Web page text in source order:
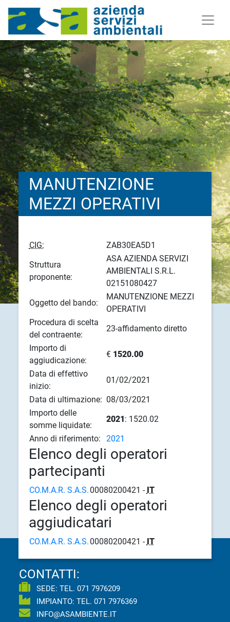
MANUTENZIONE
MEZZI OPERATIVI
CIG:
ZAB30EA5D1
Struttura
proponente:
ASA AZIENDA SERVIZI
AMBIENTALI S.R.L.
02151080427
Oggetto del bando:
MANUTENZIONE MEZZI
OPERATIVI
Procedura di scelta
del contraente:
23-affidamento diretto
Importo di
aggiudicazione:
€ 1520.00
Data di effettivo
inizio:
01/02/2021
Data di ultimazione: 08/03/2021
Importo delle
somme liquidate:
2021: 1520.02
Anno di riferimento:
2021
Elenco degli operatori
partecipanti
CO.M.A.R. S.A.S. 00080200421 - IT
Elenco degli operatori
aggiudicatari
CO.M.A.R. S.A.S. 00080200421 - IT
CONTATTI:
SEDE: TEL.071 7976209
IMPIANTO: TEL.071 7976369
INFO@ASAMBIENTE.IT